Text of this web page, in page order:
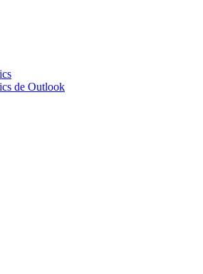
de Outlook